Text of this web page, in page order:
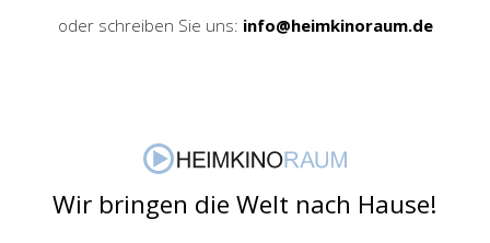
oder schreiben Sie uns: info@heimkinoraum.de
Wir bringen die Welt nach Hause!